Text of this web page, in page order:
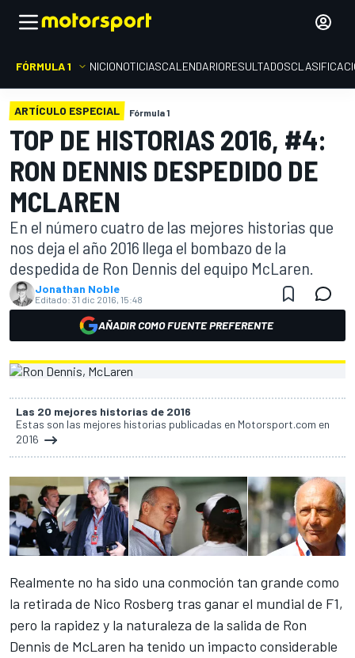
FÓRMULA 1 INICIONOTICIASCALENDARIORESULTADOS
ARTÍCULO ESPECIAL Fórmula 1
TOP DE HISTORIAS 2016, #4:
RON DENNIS DESPEDIDO DE
MCLAREN
En el número cuatro de las mejores historias que
nos deja el año 2016 llega el bombazo de la
despedida de Ron Dennis del equipo McLaren.
Jonathan Noble
Editado: 31 dic 2016, 15:48
AÑADIR COMO FUENTE PREFERENTE
Las 20 mejores historias de 2016
Estas son las mejores historias publicadas en Motorsport.com en
2016
Realmente no ha sido una conmoción tan grande como
la retirada de Nico Rosberg tras ganar el mundial de F1,
pero la rapidez y la naturaleza de la salida de Ron
Dennis de McLaren ha tenido un impacto considerable